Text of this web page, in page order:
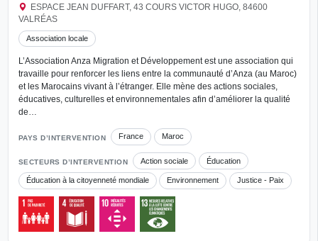
ESPACE JEAN DUFFART, 43 COURS VICTOR HUGO, 84600
VALRÉAS
Association locale
L’Association Anza Migration et Développement est une association qui
travaille pour renforcer les liens entre la communauté d’Anza (au Maroc)
et les Marocains vivant à l’étranger. Elle mène des actions sociales,
éducatives, culturelles et environnementales afin d’améliorer la qualité
de…
PAYS D’INTERVENTION France Maroc
SECTEURS D’INTERVENTION Action sociale Éducation
Éducation à la citoyenneté mondiale Environnement Justice - Paix